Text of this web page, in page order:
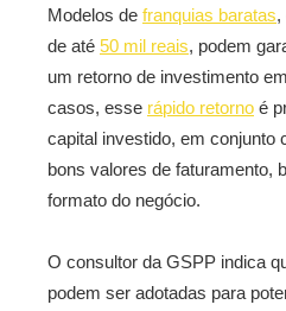
Modelos de franquias baratas,
de até 50 mil reais, podem
um retorno de investimento
casos, esse rápido retorno é
capital investido, em conjunto
bons valores de faturamento,
formato do negócio.
O consultor da GSPP indica
podem ser adotadas para